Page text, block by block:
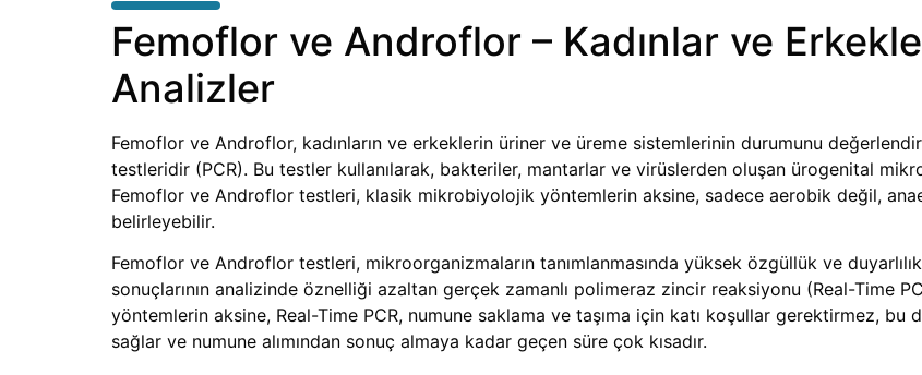
Femoflor ve Androflor – Kadınlar ve
Analizler
Femoflor ve Androflor, kadınların ve erkeklerin üriner ve üreme sistemlerinin durumunu
testleridir (PCR). Bu testler kullanılarak, bakteriler, mantarlar ve virüslerden oluşan ürogenital
Femoflor ve Androflor testleri, klasik mikrobiyolojik yöntemlerin aksine, sadece aerobik değil,
belirleyebilir.
Femoflor ve Androflor testleri, mikroorganizmaların tanımlanmasında yüksek özgüllük ve
sonuçlarının analizinde öznelliği azaltan gerçek zamanlı polimeraz zincir reaksiyonu (Real-Time
yöntemlerin aksine, Real-Time PCR, numune saklama ve taşıma için katı koşullar gerektirmez,
sağlar ve numune alımından sonuç almaya kadar geçen süre çok kısadır.